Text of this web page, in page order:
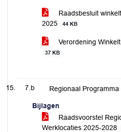
Raadsbesluit
2025
44 KB
Verordening
37 KB
7.b Regionaal
Bijlagen
Raadsvoorstel
Werklocaties 2025-2028